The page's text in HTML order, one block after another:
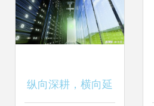
纵向深耕，横向延